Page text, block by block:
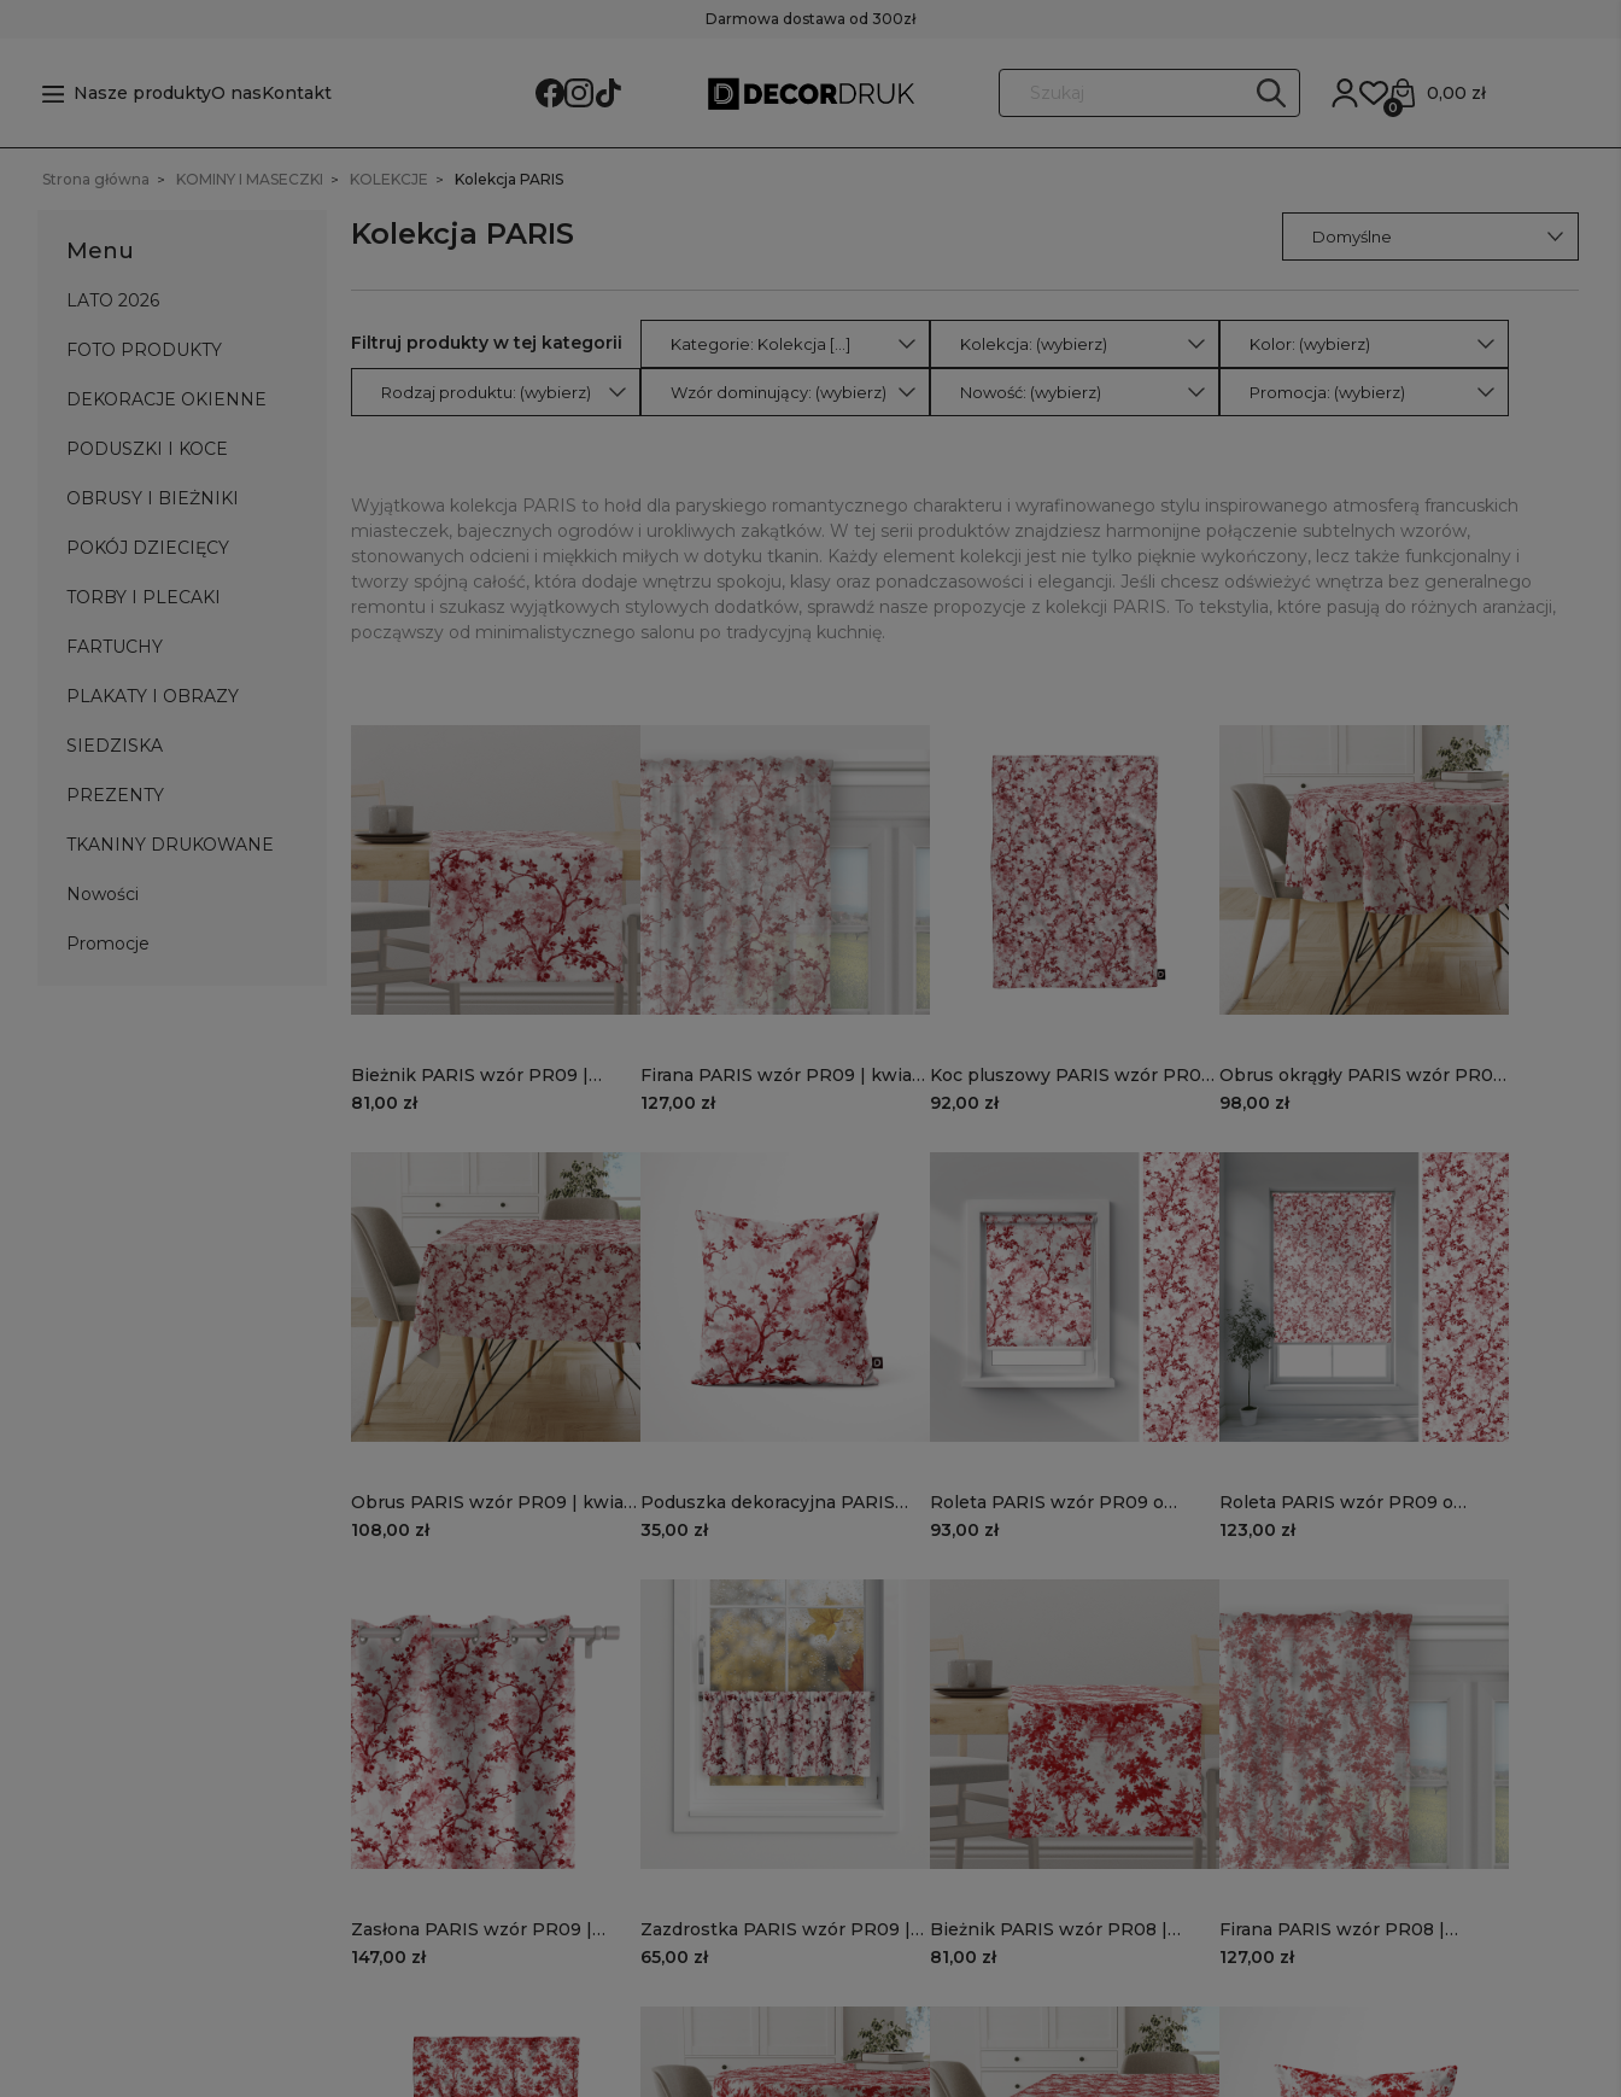
Darmowa dostawa od 300zł
Nasze produktyO nasKontakt 0,00 zł
0
Strona główna KOMINY I MASECZKI KOLEKCJE Kolekcja PARIS
Menu
LATO 2026
FOTO PRODUKTY
DEKORACJE OKIENNE
PODUSZKI I KOCE
OBRUSY I BIEŻNIKI
POKÓJ DZIECIĘCY
TORBY I PLECAKI
FARTUCHY
PLAKATY I OBRAZY
SIEDZISKA
PREZENTY
TKANINY DRUKOWANE
Nowości
Promocje
Kolekcja PARIS
Kategorie: Kolekcja [...] Kolekcja: (wybierz) Kolor: (wybierz)
Rodzaj produktu: (wybierz) Wzór dominujący: (wybierz) Nowość: (wybierz) Promocja: (wybierz)
Wyjątkowa kolekcja PARIS to hołd dla paryskiego romantycznego charakteru i wyrafinowanego stylu inspirowanego atmosferą francuskich
miasteczek, bajecznych ogrodów i urokliwych zakątków. W tej serii produktów znajdziesz harmonijne połączenie subtelnych wzorów,
stonowanych odcieni i miękkich miłych w dotyku tkanin. Każdy element kolekcji jest nie tylko pięknie wykończony, lecz także funkcjonalny i
tworzy spójną całość, która dodaje wnętrzu spokoju, klasy oraz ponadczasowości i elegancji. Jeśli chcesz odświeżyć wnętrza bez generalnego
remontu i szukasz wyjątkowych stylowych dodatków, sprawdź nasze propozycje z kolekcji PARIS. To tekstylia, które pasują do różnych aranżacji,
począwszy od minimalistycznego salonu po tradycyjną kuchnię.
Bieżnik PARIS wzór PR09 |
kwiat wiśni
81,00 zł
Firana PARIS wzór PR09 | kwiat
wiśni
127,00 zł
Koc pluszowy PARIS wzór PR09
| kwiat wiśni
92,00 zł
Obrus okrągły PARIS wzór PR09
| kwiat wiśni
98,00 zł
Obrus PARIS wzór PR09 | kwiat
wiśni
108,00 zł
Poduszka dekoracyjna PARIS
wzór PR09 | kwiat wiśni
35,00 zł
Roleta PARIS wzór PR09 o
wysokości 150 cm | kwiat wiśni
93,00 zł
Roleta PARIS wzór PR09 o
wysokości 220 cm | kwiat wiśni
123,00 zł
Zasłona PARIS wzór PR09 |
kwiat wiśni
147,00 zł
Zazdrostka PARIS wzór PR09 |
kwiat wiśni
65,00 zł
Bieżnik PARIS wzór PR08 |
romantyczny zaułek
81,00 zł
Firana PARIS wzór PR08 |
romantyczny zaułek
127,00 zł